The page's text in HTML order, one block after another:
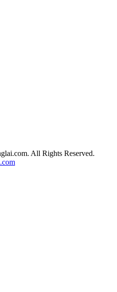
All Rights Reserved.